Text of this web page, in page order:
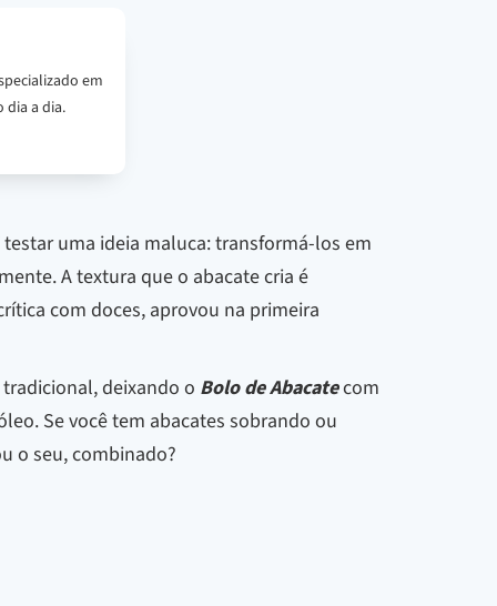
em
dia a dia.
uma ideia maluca: transformá-los em
A textura que o abacate cria é
com doces, aprovou na primeira
deixando o Bolo de Abacatecom
Se você tem abacates sobrando ou
o seu, combinado?